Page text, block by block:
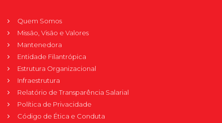
Quem Somos
Missão, Visão e Valores
Mantenedora
Entidade Filantrópica
Estrutura Organizacional
Infraestrutura
Relatório de Transparência Salarial
Política de Privacidade
Código de Ética e Conduta